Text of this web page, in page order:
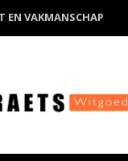
EN VAKMANSCHAP